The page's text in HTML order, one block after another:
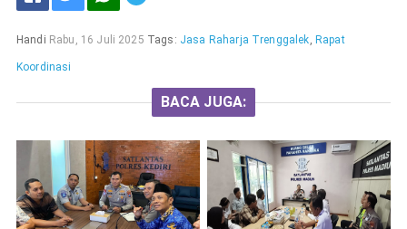
Handi Rabu, 16 Juli 2025 Tags: Jasa Raharja Trenggalek, Rapat
Koordinasi
BACA JUGA: